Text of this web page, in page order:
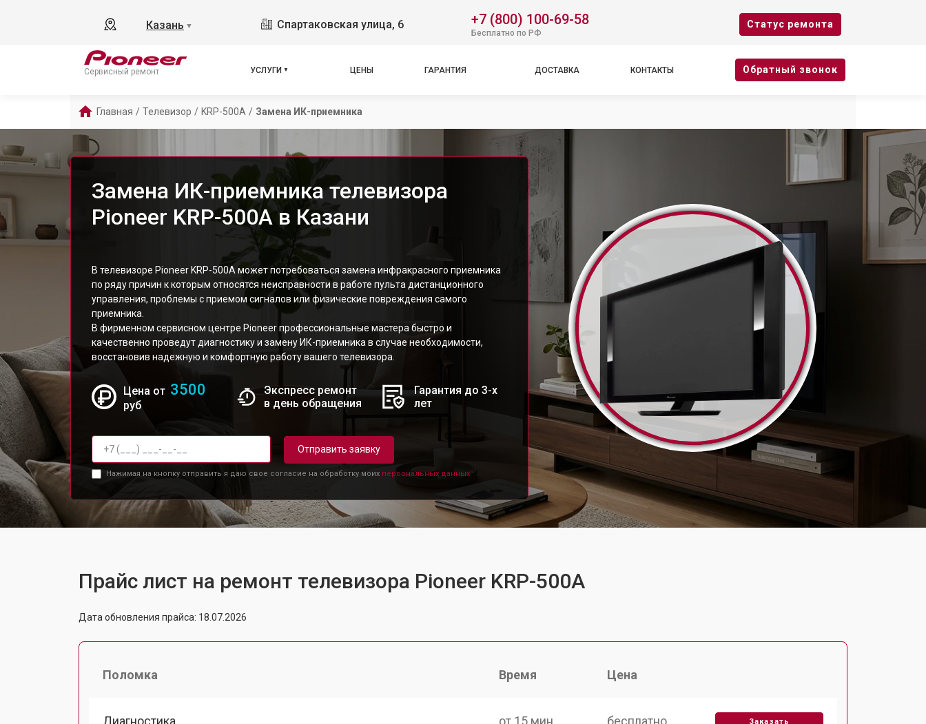
Казань ▼ Спартаковская улица, 6 +7 (800) 100-69-58
Бесплатно по РФ
Cтатус ремонта
Сервисный ремонт УСЛУГИ ЦЕНЫ ГАРАНТИЯ ДОСТАВКА КОНТАКТЫ Oбратный звонок
Главная / Телевизор / KRP-500A / Замена ИК-приемника
Замена ИК-приемника телевизора
Pioneer KRP-500A в Казани
В телевизоре Pioneer KRP-500A может потребоваться замена инфракрасного приемника
по ряду причин к которым относятся неисправности в работе пульта дистанционного
управления, проблемы с приемом сигналов или физические повреждения самого
приемника.
В фирменном сервисном центре Pioneer профессиональные мастера быстро и
качественно проведут диагностику и замену ИК-приемника в случае необходимости,
восстановив надежную и комфортную работу вашего телевизора.
Цена от 3500
руб
Экспресс ремонт
в день обращения
Гарантия до 3-х
лет
Отправить заявку
Нажимая на кнопку отправить я даю свое согласие на обработку моих персональных данных.
Прайс лист на ремонт телевизора Pioneer KRP-500A
Дата обновления прайса: 18.07.2026
Поломка Время Цена
Диагностика от 15 мин бесплатно Заказать